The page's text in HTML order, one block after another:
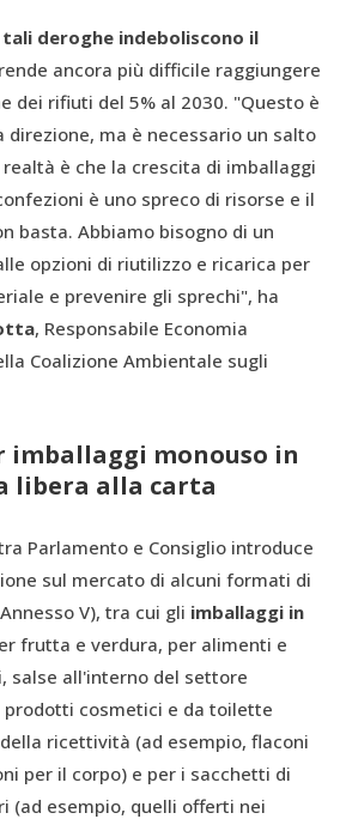
tali deroghe indeboliscono il
ancora più difficile raggiungere
dei rifiuti del 5% al 2030. "Questo è
direzione, ma è necessario un salto
è che la crescita di imballaggi
è uno spreco di risorse e il
basta. Abbiamo bisogno di un
opzioni di riutilizzo e ricarica per
e prevenire gli sprechi", ha
, Responsabile Economia
Coalizione Ambientale sugli
imballaggi monouso in
libera alla carta
Parlamento e Consiglio introduce
sul mercato di alcuni formati di
V), tra cui gli imballaggi in
frutta e verdura, per alimenti e
salse all'interno del settore
prodotti cosmetici e da toilette
ricettività (ad esempio, flaconi
per il corpo) e per i sacchetti di
(ad esempio, quelli offerti nei